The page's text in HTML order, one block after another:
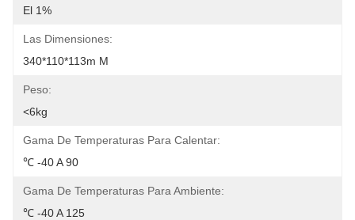
El 1%
Las Dimensiones:
340*110*113m M
Peso:
<6kg
Gama De Temperaturas Para Calentar:
℃ -40 A 90
Gama De Temperaturas Para Ambiente:
℃ -40 A 125